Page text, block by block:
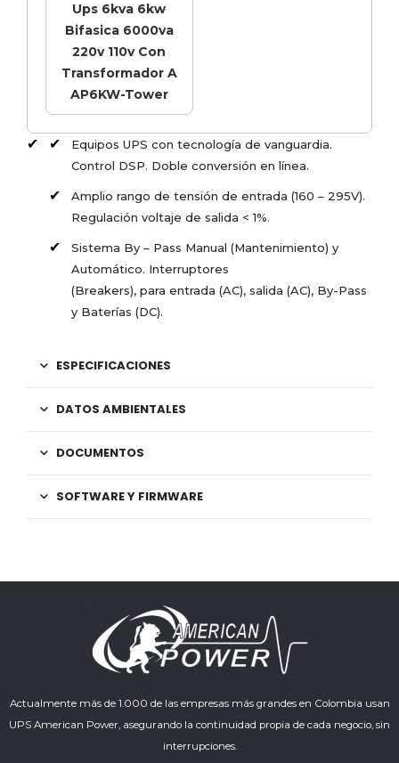
Ups 6kva 6kw
Bifasica 6000va
220v 110v Con
Transformador A
AP6KW-Tower
Equipos UPS con tecnología de vanguardia.
Control DSP. Doble conversión en línea.
Amplio rango de tensión de entrada (160 – 295V).
Regulación voltaje de salida < 1%.
Sistema By – Pass Manual (Mantenimiento) y
Automático. Interruptores
(Breakers), para entrada (AC), salida (AC), By-Pass
y Baterías (DC).
ESPECIFICACIONES
DATOS AMBIENTALES
DOCUMENTOS
SOFTWARE Y FIRMWARE
Actualmente más de 1.000 de las empresas más grandes en Colombia usan
UPS American Power, asegurando la continuidad propia de cada negocio, sin
interrupciones.